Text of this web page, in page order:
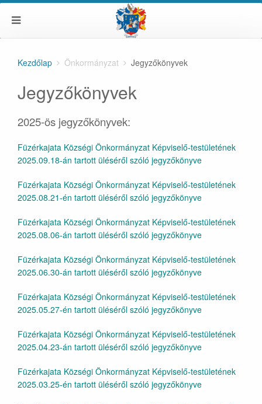
Kezdőlap Önkormányzat Jegyzőkönyvek
Jegyzőkönyvek
2025-ös jegyzőkönyvek:
Füzérkajata Községi Önkormányzat Képviselő-testületének
2025.09.18-án tartott üléséről szóló jegyzőkönyve
Füzérkajata Községi Önkormányzat Képviselő-testületének
2025.08.21-én tartott üléséről szóló jegyzőkönyve
Füzérkajata Községi Önkormányzat Képviselő-testületének
2025.08.06-án tartott üléséről szóló jegyzőkönyve
Füzérkajata Községi Önkormányzat Képviselő-testületének
2025.06.30-án tartott üléséről szóló jegyzőkönyve
Füzérkajata Községi Önkormányzat Képviselő-testületének
2025.05.27-én tartott üléséről szóló jegyzőkönyve
Füzérkajata Községi Önkormányzat Képviselő-testületének
2025.04.23-án tartott üléséről szóló jegyzőkönyve
Füzérkajata Községi Önkormányzat Képviselő-testületének
2025.03.25-én tartott üléséről szóló jegyzőkönyve